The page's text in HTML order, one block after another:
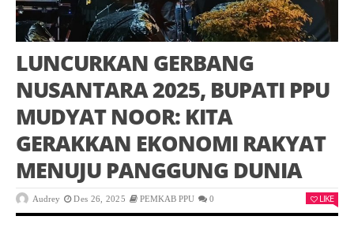
LUNCURKAN GERBANG
NUSANTARA 2025, BUPATI PPU
MUDYAT NOOR: KITA
GERAKKAN EKONOMI RAKYAT
MENUJU PANGGUNG DUNIA
Audrey Des 26, 2025 PEMKAB PPU 0 LIKE